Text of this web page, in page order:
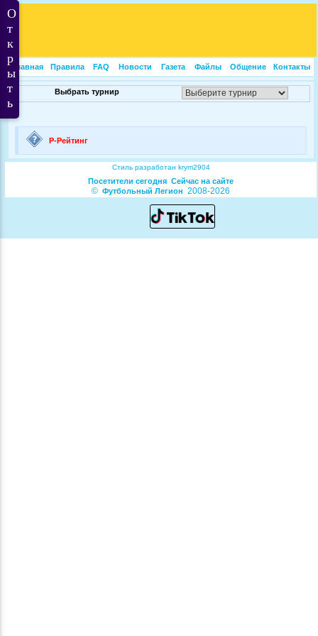
Главная Правила FAQ Новости Газета Файлы Общение Контакты
Выбрать турнир
Р-Рейтинг
Посетители сегодня Сейчас на сайте
© Футбольный Легион 2008-2026